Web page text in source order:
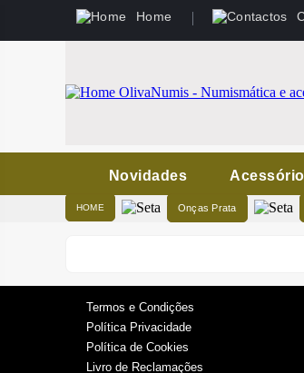
Home
Novidades
HOME Onças Prata
Termos e Condições
Política Privacidade
Política de Cookies
Livro de Reclamações